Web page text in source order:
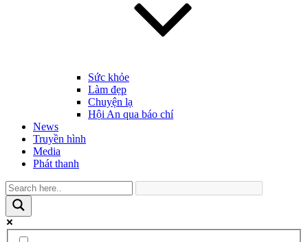
Sức khỏe
Làm đẹp
Chuyện lạ
Hội An qua báo chí
News
Truyền hình
Media
Phát thanh